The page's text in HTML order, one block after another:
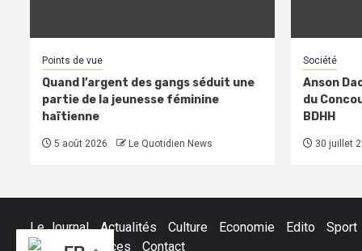
Points de vue
Quand l’argent des gangs séduit une
partie de la jeunesse féminine
haïtienne
5 août 2026 Le Quotidien News
Société
Anson
du
BDHH
30 juillet
Le Journal Actualités Culture Economie Edito
Sport
Petites Annonces
Contact